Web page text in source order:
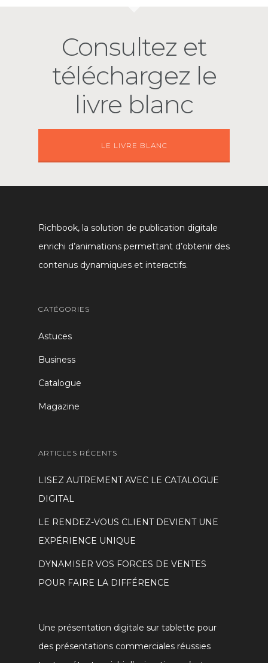
Consultez et
téléchargez le
livre blanc
LE LIVRE BLANC
Richbook, la solution de publication digitale
enrichi d’animations permettant d’obtenir des
contenus dynamiques et interactifs.
CATÉGORIES
Astuces
Business
Catalogue
Magazine
ARTICLES RÉCENTS
LISEZ AUTREMENT AVEC LE CATALOGUE
DIGITAL
LE RENDEZ-VOUS CLIENT DEVIENT UNE
EXPÉRIENCE UNIQUE
DYNAMISER VOS FORCES DE VENTES
POUR FAIRE LA DIFFÉRENCE
Une présentation digitale sur tablette pour
des présentations commerciales réussies